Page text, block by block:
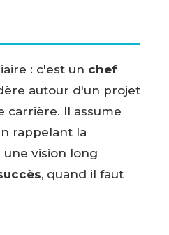
: c'est un chef
autour d'un projet
Il assume
rappelant la
une vision long
, quand il faut